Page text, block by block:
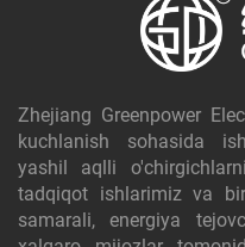
Zhejiang Greenpower
kuchlanish sohasida
yashil aqlli
tadqiqot ishlarimiz va
samarali, energiya